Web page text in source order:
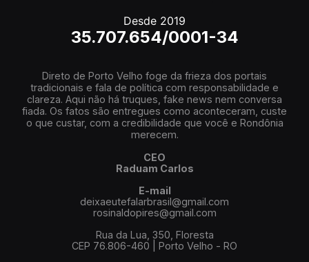
Desde 2019
35.707.654/0001-34
Direto de Porto Velho foge da frieza dos portais
tradicionais e fala de política com responsabilidade e
clareza. Aqui não há truques, fake news nem conversa
fiada. Os fatos são entregues como aconteceram, custe
o que custar, com a credibilidade que você e Rondônia
merecem.
CEO
Raduam Carlos
E-mail
deixaeutefalarbrasil@gmail.com
rosinaldopires@gmail.com
Rua da Lua, 350, Floresta
CEP 76.806-460 | Porto Velho - RO